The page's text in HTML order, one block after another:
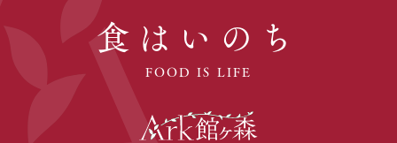
食はいのち
FOOD IS LIFE